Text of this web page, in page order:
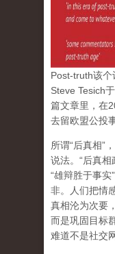
Post-truth该个
Steve Tesich
篇文章里，在
去留欧盟公投
所谓“后真相”
说法。“后真相
“雄辩胜于事
非。人们把情
真相沦为次要
而是巩固目标
难道不是社交